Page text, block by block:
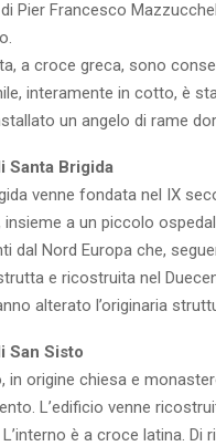
Pier Francesco
a croce greca, sono
interamente in cotto, è
un angelo di rame
Santa Brigida
venne fondata nel IX
a un piccolo
dal Nord Europa che,
e ricostruita nel
alterato l’originaria
San Sisto
in origine chiesa e
L’edificio venne
è a croce latina.